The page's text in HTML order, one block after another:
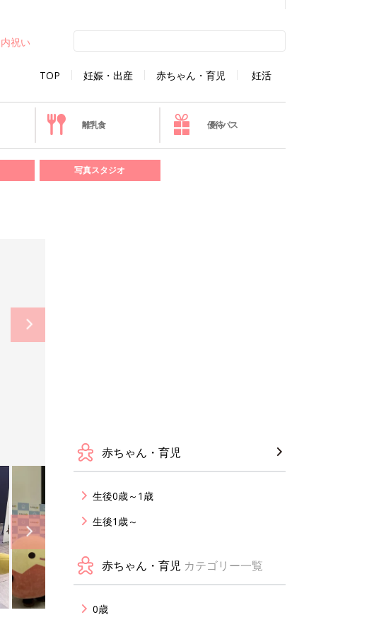
TOP 妊娠・出産 赤ちゃん・育児 妊活
内祝い
離乳食 優待パス
写真スタジオ
赤ちゃん・育児
生後0歳～1歳
生後1歳～
赤ちゃん・育児 カテゴリー一覧
0歳